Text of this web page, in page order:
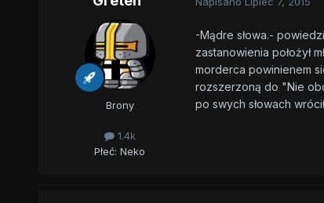
Brony
1.4k
Płeć: Neko
-Mądre słowa.-
zastanowienia położył
morderca powinienem
rozszerzoną do "Nie
po swych słowach